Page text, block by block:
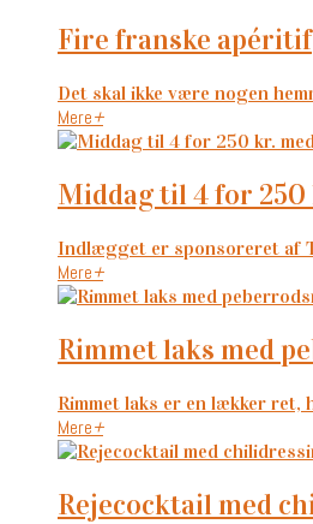
fire franske apéritif
Det skal ikke være nogen
Mere+
middag til 4 for
Indlægget er sponsoreret af
Mere+
rimmet laks med
Rimmet laks er en lækker ret,
Mere+
rejecocktail med